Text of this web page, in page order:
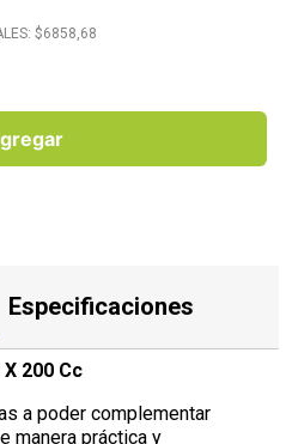
$6858,68
Especificaciones
200 Cc
a poder complementar
manera práctica y